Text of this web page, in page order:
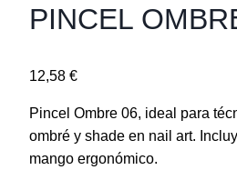
PINCEL
12,58 €
Pincel Ombre 06, ideal para
ombré y shade en nail art.
mango ergonómico.